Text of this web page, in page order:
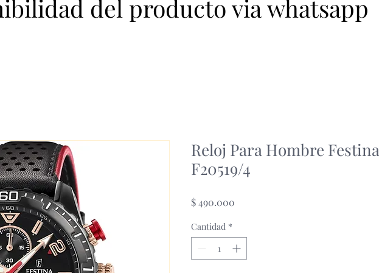
del producto via whatsapp
Reloj Para Hombre Festina
F20519/4
$ 490.000
Cantidad *